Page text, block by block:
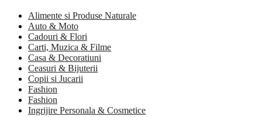
Alimente si Produse Naturale
Auto & Moto
Cadouri & Flori
Carti, Muzica & Filme
Casa & Decoratiuni
Ceasuri & Bijuterii
Copii si Jucarii
Fashion
Fashion
Ingrijire Personala & Cosmetice